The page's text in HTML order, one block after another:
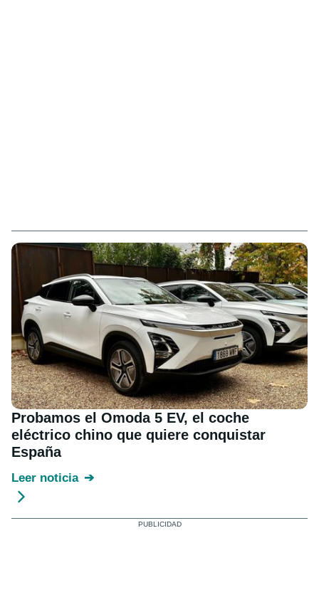
Probamos el Omoda 5 EV, el coche
eléctrico chino que quiere conquistar
España
Leer noticia